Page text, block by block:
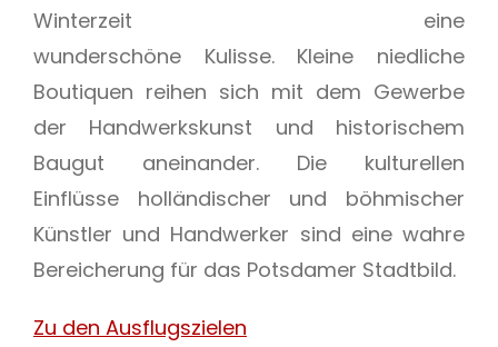
Winterzeit eine
wunderschöne Kulisse. Kleine niedliche
Boutiquen reihen sich mit dem Gewerbe
der Handwerkskunst und historischem
Baugut aneinander. Die kulturellen
Einflüsse holländischer und böhmischer
Künstler und Handwerker sind eine wahre
Bereicherung für das Potsdamer Stadtbild.
Zu den Ausflugszielen